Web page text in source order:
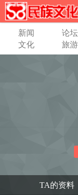
新闻 论坛
文化
旅游
TA的资料